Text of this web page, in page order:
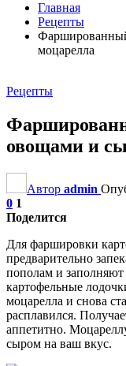
Главная
Рецепты
моцарелла
Рецепты
овощами и
Автор admin
0 1
Поделится
Для фаршировки
предварительно
пополам и
картофельные
моцарелла и снова
расплавился.
аппетитно.
сыром на ваш вкус.